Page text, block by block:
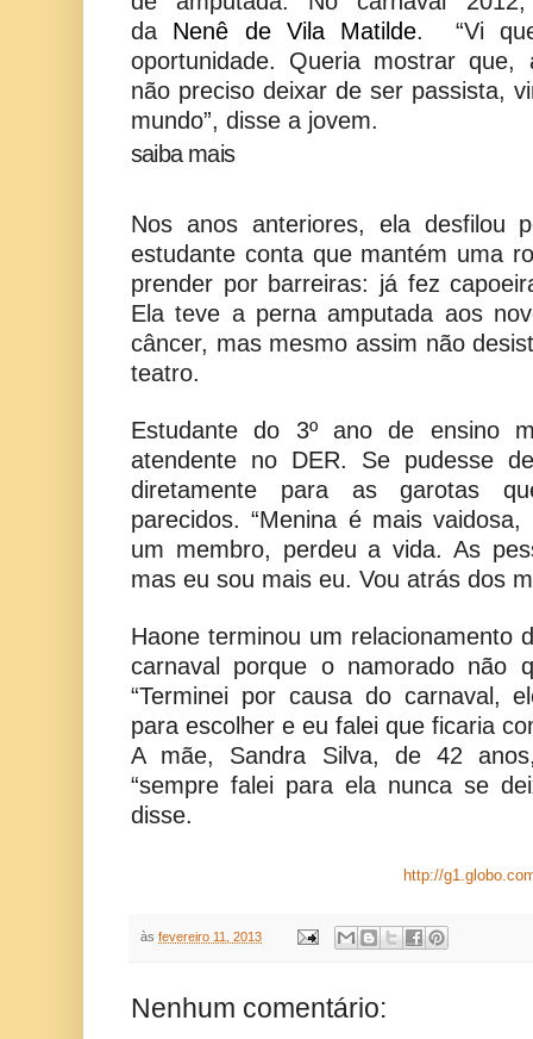
da Nenê de Vila Matilde. “Vi
oportunidade. Queria mostrar
não preciso deixar de ser passista,
mundo”, disse a jovem.
saiba mais
Nos anos anteriores, ela desfilou
estudante conta que mantém uma
prender por barreiras: já fez
Ela teve a perna amputada aos
câncer, mas mesmo assim não
teatro.
Estudante do 3º ano de ensino
atendente no DER. Se pudesse
diretamente para as garotas
parecidos. “Menina é mais
um membro, perdeu a vida. As
mas eu sou mais eu. Vou atrás dos
Haone terminou um relacionamento
carnaval porque o namorado não
“Terminei por causa do carnaval,
para escolher e eu falei que ficaria
A mãe, Sandra Silva, de 42
“sempre falei para ela nunca se
disse.
http://
às fevereiro 11, 2013
Nenhum comentário: